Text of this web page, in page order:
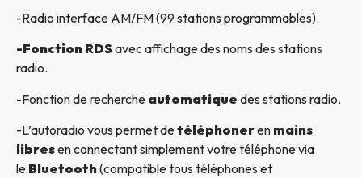
-Radio interface AM/FM (99 stations programmables).
-Fonction RDSavec affichage des noms des stations
radio.
-Fonction de recherche automatique des stations radio.
-L’autoradio vous permet detéléphoneren mains
libresen connectant simplement votre téléphone via
le Bluetooth(compatible tous téléphones et